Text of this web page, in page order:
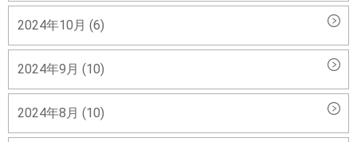
2024年10月 (6)
2024年9月 (10)
2024年8月 (10)